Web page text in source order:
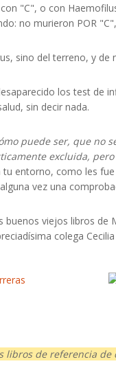
"C", o con
no murieron POR
sino del terreno, y
los test de
sin decir nada.
puede ser, que no
excluida,
entorno, como les
vez una
buenos viejos libros de
colega
libros de referencia